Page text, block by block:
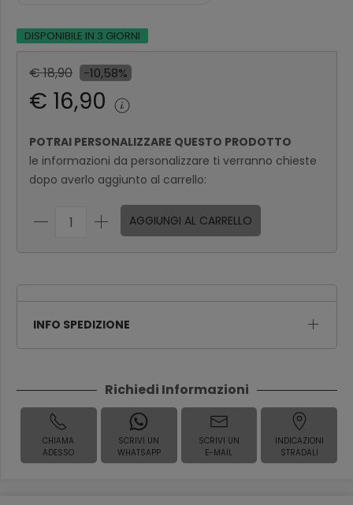
DISPONIBILE IN 3 GIORNI
€ 18,90 -10,58%
€ 16,90
POTRAI PERSONALIZZARE QUESTO PRODOTTO
le informazioni da personalizzare ti verranno chieste
dopo averlo aggiunto al carrello:
AGGIUNGI AL CARRELLO
INFO SPEDIZIONE
Richiedi Informazioni
CHIAMA
ADESSO
SCRIVI UN
WHATSAPP
SCRIVI UN
E-MAIL
INDICAZIONI
STRADALI